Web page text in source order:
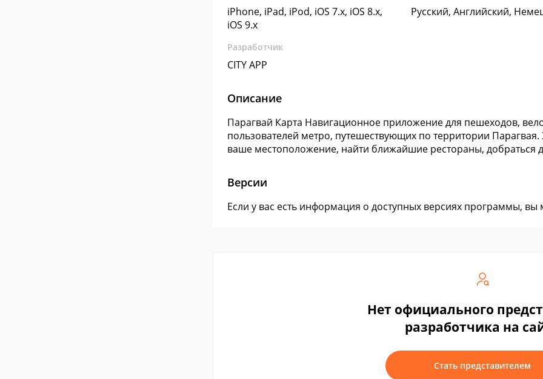
iPhone, iPad, iPod, iOS 7.x, iOS 8.x,
iOS 9.x
Русский, Английский,
Разработчик
CITY APP
Описание
Парагвай Карта Навигационное приложение для пешеходов,
пользователей метро, путешествующих по территории
ваше местоположение, найти ближайшие рестораны, добраться
Версии
Если у вас есть информация о доступных версиях программы,
Нет официального
разработчика на
Стать представителем